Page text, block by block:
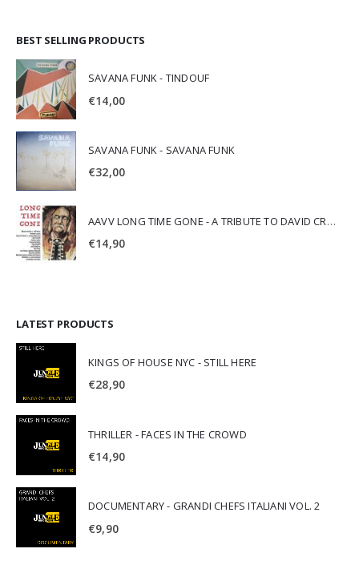
BEST SELLING PRODUCTS
SAVANA FUNK - TINDOUF
€14,00
SAVANA FUNK - SAVANA FUNK
€32,00
AAVV LONG TIME GONE - A TRIBUTE TO DAVID CROSBY
€14,90
LATEST PRODUCTS
KINGS OF HOUSE NYC - STILL HERE
€28,90
THRILLER - FACES IN THE CROWD
€14,90
DOCUMENTARY - GRANDI CHEFS ITALIANI VOL. 2
€9,90